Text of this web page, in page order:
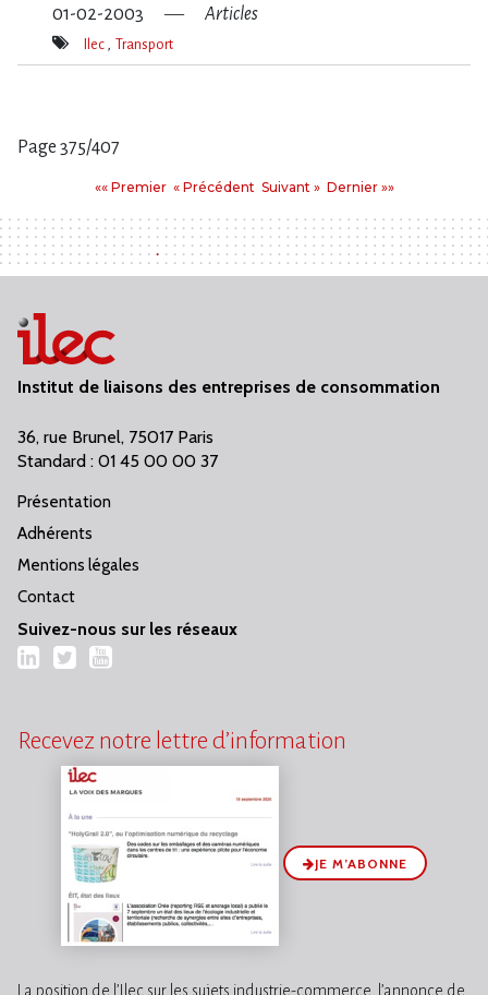
01-02-2003 Articles
Mot(s)-
Ilec Transport
Page 375/407
«« PremierPremier
« PrécédentPrécédent
Suivant
Suivant » Dernier
Dernier »»
Institut de liaisons des entreprises de consommation
36, rue Brunel, 75017 Paris
Standard : 01 45 00 00 37
Présentation
Adhérents
Mentions légales
Contact
Suivez-nous sur les réseaux
LinkedIn
TwitterYouTube
Recevez notre lettre d’information
JE M’ABONNE
La position de l’Ilec sur les sujets industrie-commerce, l’annonce de